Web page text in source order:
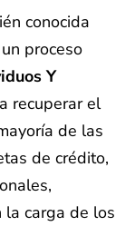
conocida
proceso
Y
recuperar el
de las
de crédito,
la carga de los